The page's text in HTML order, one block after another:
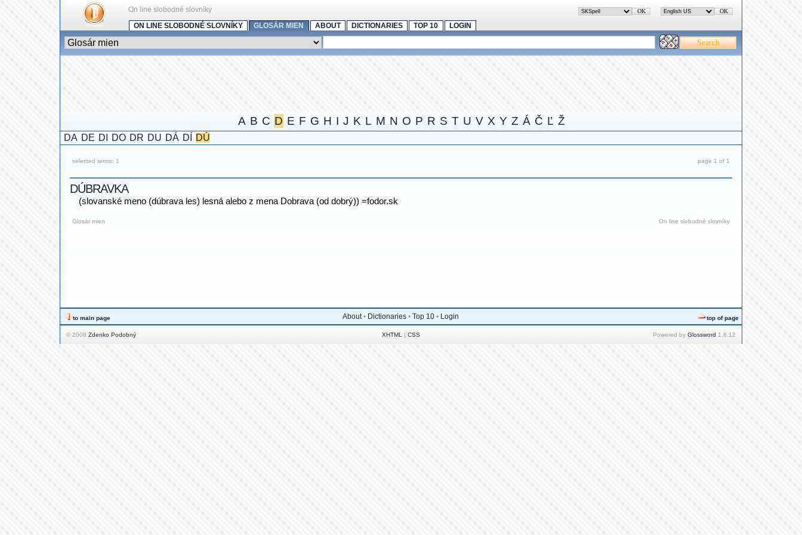
On line slobodné slovníky
ON LINE SLOBODNÉ SLOVNÍKY
GLOSÁR MIEN ABOUT DICTIONARIES TOP 10 LOGIN
A B C D E F G H I J K L M N O P R S T U V X Y Z Á Č Ľ Ž
DA DE DI DO DR DU DÁ DÍ DÚ
selected terms: 1 page 1 of 1
DÚBRAVKA
(slovanské meno (dúbrava les) lesná alebo z mena Dobrava (od dobrý)) =fodor.sk
Glosár mien On line slobodné slovníky
to main page About • Dictionaries •Top 10 • Login top of page
© 2008 Zdenko Podobný XHTML | CSS Powered by Glossword 1.8.12